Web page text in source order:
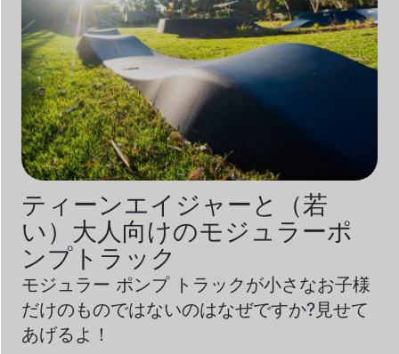
ティーンエイジャーと（若
い）大人向けのモジュラーポ
ンプトラック
モジュラー ポンプ トラックが小さなお子様
だけのものではないのはなぜですか?見せて
あげるよ！